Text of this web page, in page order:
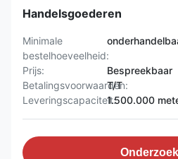
Handelsgoederen
Minimale
bestelhoeveelheid:
Prijs:
Bespreekbaar
Betalingsvoorwaarden:
T/T
Leveringscapaciteit:1.500.000